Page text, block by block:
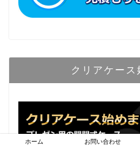
クリアケース
ホーム お問い合わせ